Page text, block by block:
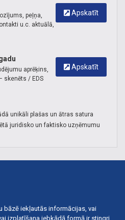
Apskatīt
peļņa,
u.c. aktuālā,
Apskatīt
aprēķins,
skenēts / EDS
unikāli plašas un ātras satura
juridisko un faktisko uzņēmumu
bāzē iekļautās informācijas, vai
izplatīšana jebkādā formā ir stingri